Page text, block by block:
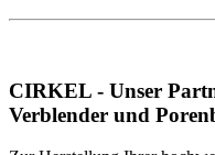
CIRKEL - Unser
Verblender und